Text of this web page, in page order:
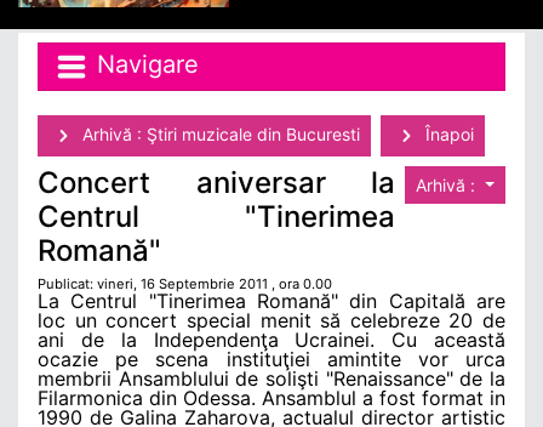
Navigare
Arhivă : Ştiri muzicale din Bucuresti Înapoi
Arhivă :
Concert aniversar la
Centrul "Tinerimea
Romană"
Publicat: vineri, 16 Septembrie 2011 , ora 0.00
La Centrul "Tinerimea Romană" din Capitală are
loc un concert special menit să celebreze 20 de
ani de la Independenţa Ucrainei. Cu această
ocazie pe scena instituţiei amintite vor urca
membrii Ansamblului de solişti "Renaissance" de la
Filarmonica din Odessa. Ansamblul a fost format in
1990 de Galina Zaharova, actualul director artistic